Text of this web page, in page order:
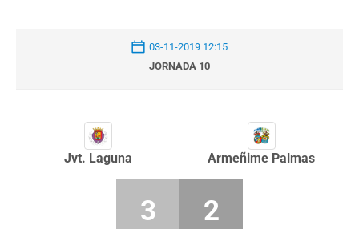
03-11-2019 12:15
JORNADA 10
Jvt. Laguna Armeñime Palmas
3 2